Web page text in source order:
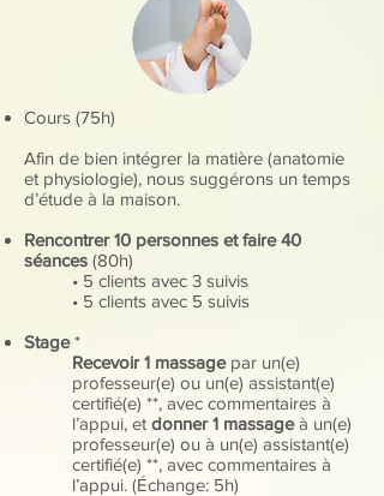
Cours (75h)
Afin de bien intégrer la matière (anatomie
et physiologie), nous suggérons un temps
d’étude à la maison.
Rencontrer 10 personnes et faire 40
séances (80h)
• 5 clients avec 3 suivis
• 5 clients avec 5 suivis
Stage*
Recevoir 1 massagepar un(e)
professeur(e) ou un(e) assistant(e)
certifié(e) **, avec commentaires à
l’appui, et donner 1 massageà un(e)
professeur(e) ou à un(e) assistant(e)
certifié(e) **, avec commentaires à
l’appui. (Échange: 5h)